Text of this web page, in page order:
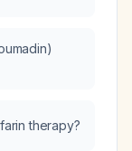
therapy?